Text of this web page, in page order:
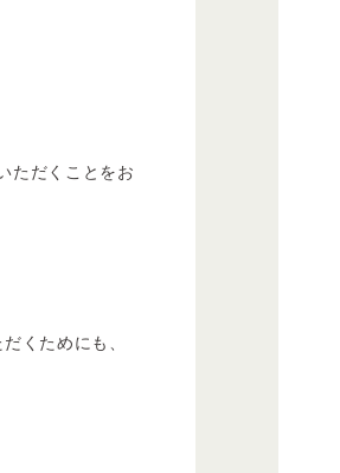
ただくことをお
くためにも、